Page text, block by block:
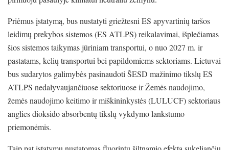
Priėmus įstatymą, bus nustatyti griežtesni ES apyvartinių taršos
leidimų prekybos sistemos (ES ATLPS) reikalavimai, išplečiamas
šios sistemos taikymas jūriniam transportui, o nuo 2027 m. ir
pastatams, kelių transportui bei papildomiems sektoriams. Lietuvai
bus sudarytos galimybės pasinaudoti ŠESD mažinimo tikslų ES
ATLPS nedalyvaujančiuose sektoriuose ir Žemės naudojimo,
žemės naudojimo keitimo ir miškininkystės (LULUCF) sektoriaus
anglies dioksido absorbentų tikslų vykdymo lankstumo
priemonėmis.